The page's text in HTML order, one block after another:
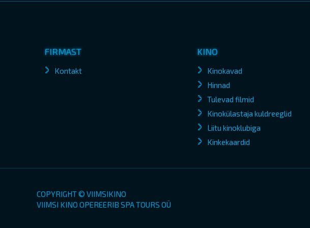
FIRMAST
Kontakt
KINO
Kinokavad
Hinnad
Tulevad filmid
Kinokülastaja kuldreeglid
Liitu kinoklubiga
Kinkekaardid
COPYRIGHT © VIIMSIKINO
VIIMSI KINO OPEREERIB SPA TOURS OÜ